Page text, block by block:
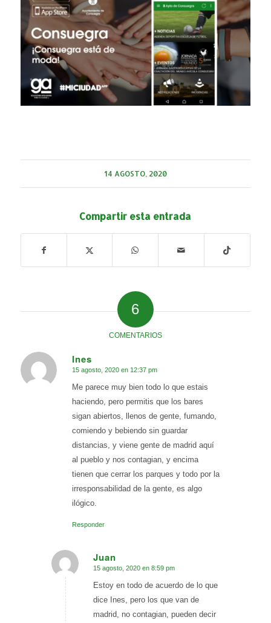
14 AGOSTO, 2020
Compartir esta entrada
6
COMENTARIOS
Ines
Dice:
15 agosto, 2020 en 12:37 pm
Me parece muy bien todo lo que estais
haciendo, pero permitis que los bares
sigan abiertos, llenos de gente, fumando,
comiendo y bebiendo sin guardar
distancias, y viene gente de madrid aquí
al pueblo y nos contagian, y encima
tienen que cerrar los parques y todo por la
irresponsabilidad de la gente, es algo
ilógico.
Responder
Juan
Dice:
15 agosto, 2020 en 8:59 pm
Estoy en todo de acuerdo de lo que
dice Ines, pero los que van de
madrid, no contagian, pueden decir